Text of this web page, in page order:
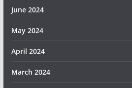
June 2024
May 2024
April 2024
March 2024